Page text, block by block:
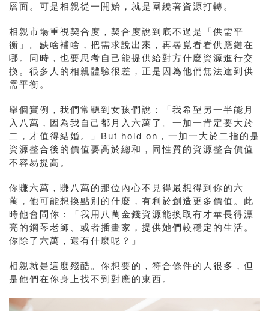
層面。可是相親從一開始，就是圍繞著資源打轉。
相親市場重視契合度，契合度說到底不過是「供需平
衡」。缺啥補啥，把需求說出來，再尋覓看看供應鏈在
哪。同時，也要思考自己能提供給對方什麼資源進行交
換。很多人的相親體驗很差，正是因為他們無法達到供
需平衡。
舉個實例，我們常聽到女孩們說：「我希望另一半能月
入八萬，因為我自己都月入六萬了。一加一肯定要大於
二，才值得結婚。」But hold on，一加一大於二指的是
資源整合後的價值要高於總和，同性質的資源整合價值
不容易提高。
你賺六萬，賺八萬的那位內心不見得最想得到你的六
萬，他可能想換點別的什麼，有利於創造更多價值。此
時他會問你：「我用八萬金錢資源能換取有才華長得漂
亮的鋼琴老師、或者插畫家，提供她們較穩定的生活。
你除了六萬，還有什麼呢？」
相親就是這麼殘酷。你想要的，符合條件的人很多，但
是他們在你身上找不到對應的東西。